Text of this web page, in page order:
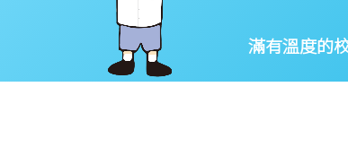
滿有溫度的